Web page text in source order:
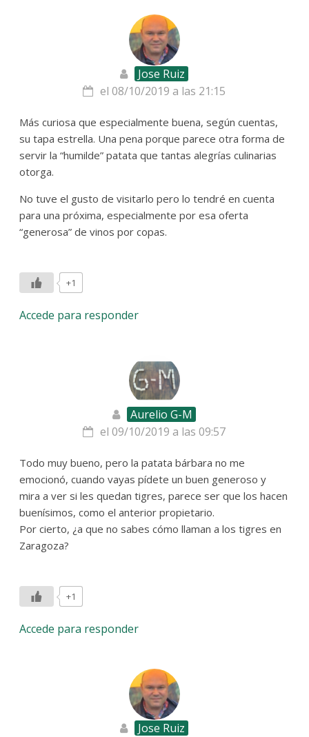
Jose Ruiz
el 08/10/2019 a las 21:15
Más curiosa que especialmente buena, según cuentas,
su tapa estrella. Una pena porque parece otra forma de
servir la “humilde” patata que tantas alegrías culinarias
otorga.
No tuve el gusto de visitarlo pero lo tendré en cuenta
para una próxima, especialmente por esa oferta
“generosa” de vinos por copas.
+1
Accede para responder
Aurelio G-M
el 09/10/2019 a las 09:57
Todo muy bueno, pero la patata bárbara no me
emocionó, cuando vayas pídete un buen generoso y
mira a ver si les quedan tigres, parece ser que los hacen
buenísimos, como el anterior propietario.
Por cierto, ¿a que no sabes cómo llaman a los tigres en
Zaragoza?
+1
Accede para responder
Jose Ruiz